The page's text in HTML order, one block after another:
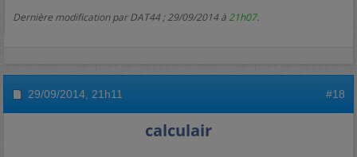
Dernière modification par DAT44 ; 29/09/2014 à21h07.
29/09/2014, 21h11 #18
calculair